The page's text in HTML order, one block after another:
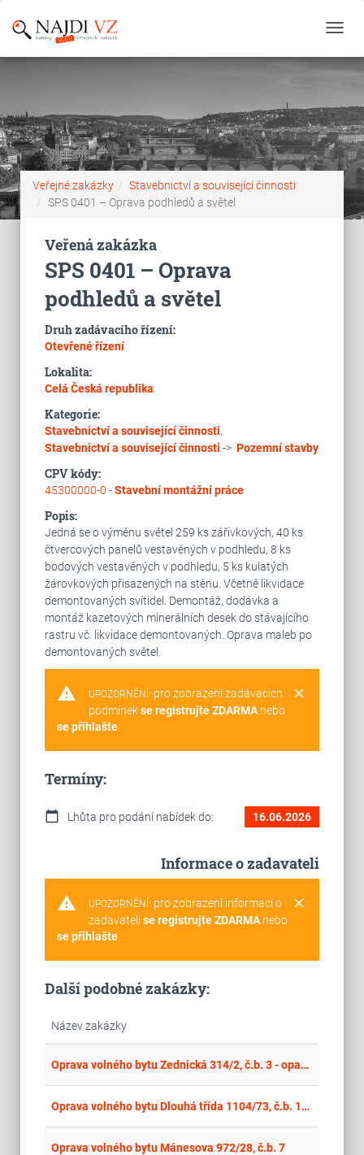
Veřejné zakázky
Stavebnictví a související činnosti
SPS 0401 – Oprava podhledů a světel
Veřená zakázka
SPS 0401 – Oprava
podhledů a světel
Druh zadávacího řízení:
Otevřené řízení
Lokalita:
Celá Česká republika
Kategorie:
Stavebnictví a související činnosti,
Stavebnictví a související činnosti -> Pozemní stavby
CPV kódy:
45300000-0 -Stavební montážní práce
Popis:
Jedná se o výměnu světel 259 ks zářivkových, 40 ks
čtvercových panelů vestavěných v podhledu, 8 ks
bodových vestavěných v podhledu, 5 ks kulatých
žárovkových přisazených na stěnu. Včetně likvidace
demontovaných svítidel. Demontáž, dodávka a
montáž kazetových minerálních desek do stávajícího
rastru vč. likvidace demontovaných. Oprava maleb po
demontovaných světel.
warning clear
UPOZORNĚNÍ: pro zobrazení zadávacích
podmínekse registrujte ZDARMAnebo
se přihlašte.
Termíny:
calendar_today Lhůta pro podání nabídek do: 16.06.2026
Informace o zadavateli
warning clear
UPOZORNĚNÍ: pro zobrazení informací o
zadavateli se registrujte ZDARMAnebo
se přihlašte.
Další podobné zakázky:
Název zakázky
Oprava volného bytu Zednická 314/2, č.b. 3 - opakovaná soutěž
Oprava volného bytu Dlouhá třída 1104/73, č.b. 11 - opakovaná soutěž
Oprava volného bytu Mánesova 972/28, č.b. 7